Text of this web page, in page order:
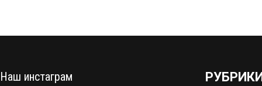
Наш инстаграм